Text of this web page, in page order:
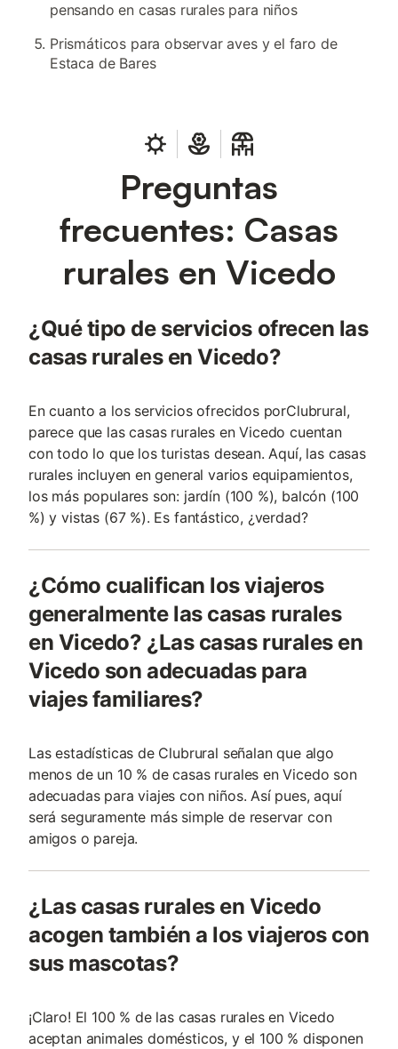
pensando en casas rurales para niños
Prismáticos para observar aves y el faro de
Estaca de Bares
Preguntas
frecuentes: Casas
rurales en Vicedo
¿Qué tipo de servicios ofrecen las
casas rurales en Vicedo?
En cuanto a los servicios ofrecidos porClubrural,
parece que las casas rurales en Vicedo cuentan
con todo lo que los turistas desean. Aquí, las casas
rurales incluyen en general varios equipamientos,
los más populares son: jardín (100 %), balcón (100
%) y vistas (67 %). Es fantástico, ¿verdad?
¿Cómo cualifican los viajeros
generalmente las casas rurales
en Vicedo? ¿Las casas rurales en
Vicedo son adecuadas para
viajes familiares?
Las estadísticas de Clubrural señalan que algo
menos de un 10 % de casas rurales en Vicedo son
adecuadas para viajes con niños. Así pues, aquí
será seguramente más simple de reservar con
amigos o pareja.
¿Las casas rurales en Vicedo
acogen también a los viajeros con
sus mascotas?
¡Claro! El 100 % de las casas rurales en Vicedo
aceptan animales domésticos, y el 100 % disponen